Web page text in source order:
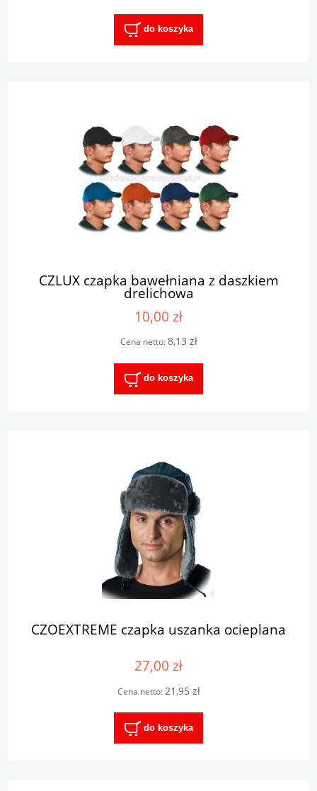
do koszyka
CZLUX czapka bawełniana z daszkiem
drelichowa
10,00 zł
Cena netto:8,13 zł
do koszyka
CZOEXTREME czapka uszanka ocieplana
27,00 zł
Cena netto: 21,95 zł
do koszyka